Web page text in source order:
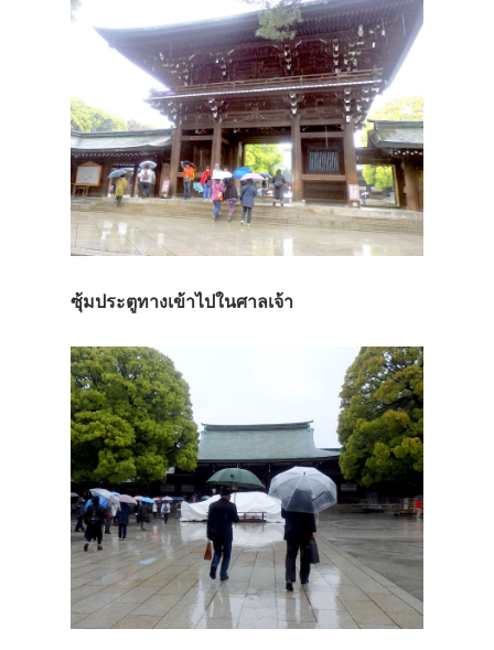
ซุ้มประตูทางเข้าไปในศาลเจ้า
ประเทศญี่ปุ่น
เที่ยวญี่ปุ่นด้ว
เอง
รถบัส
เดินทาง
ทัวร์